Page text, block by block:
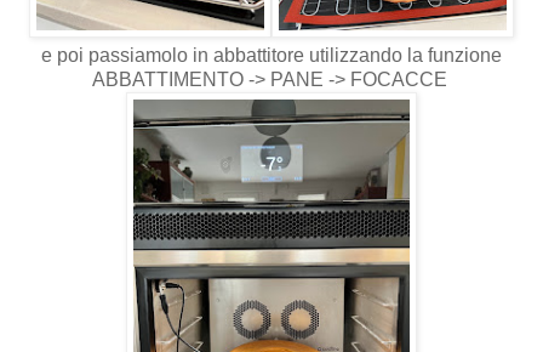
e poi passiamolo in abbattitore utilizzando la funzione
ABBATTIMENTO -> PANE -> FOCACCE